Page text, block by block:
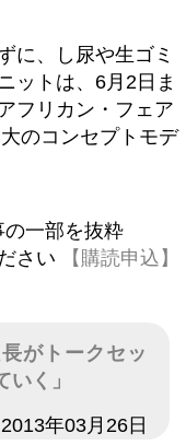
に、し尿や生ゴミ
ットは、6月2日ま
フリカン・フェア
のコンセプトモデ
一部を抜粋
さい
【購読申込】
がトークセッ
く」
2013年03月26日